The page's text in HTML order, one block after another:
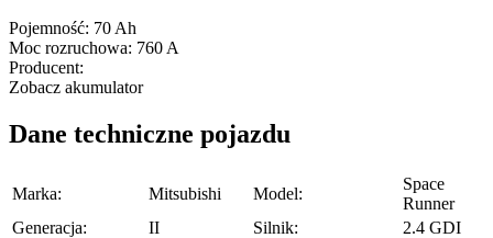
Pojemność: 70 Ah
Moc rozruchowa: 760 A
Producent:
Zobacz akumulator
Dane techniczne pojazdu
Marka: Mitsubishi Model:
Space
Runner
Generacja:
II Silnik:
2.4 GDI